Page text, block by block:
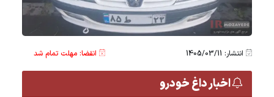
انتشار: 1405/03/11 انقضا: مهلت تمام شد
اخبار داغ خودرو